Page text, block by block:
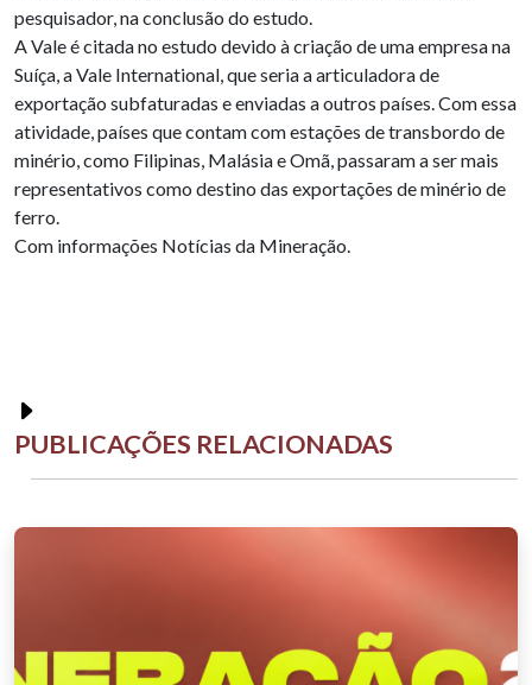
pesquisador, na conclusão do estudo.
A Vale é citada no estudo devido à criação de uma empresa na
Suíça, a Vale International, que seria a articuladora de
exportação subfaturadas e enviadas a outros países. Com essa
atividade, países que contam com estações de transbordo de
minério, como Filipinas, Malásia e Omã, passaram a ser mais
representativos como destino das exportações de minério de
ferro.
Com informações Notícias da Mineração.
PUBLICAÇÕES RELACIONADAS